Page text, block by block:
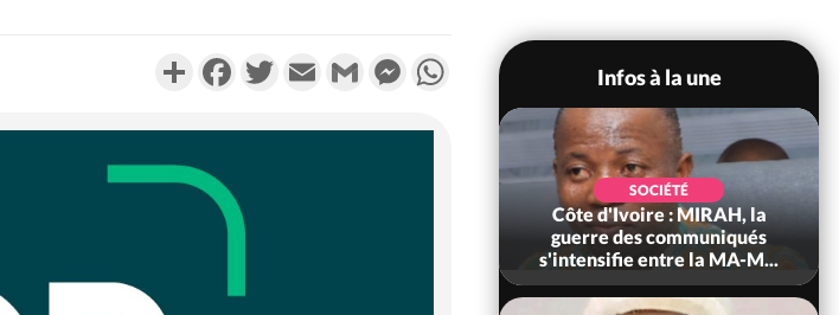
PartagerFacebookTwitterEmail Gmail MessengerWhatsApp
Infos à la une
Côte d'Ivoire : Man, deux
personnes périssent dans un
SOCIÉTÉ
Côte d'Ivoire : MIRAH, la
guerre des communiqués
s'intensifie entre la MA-M...